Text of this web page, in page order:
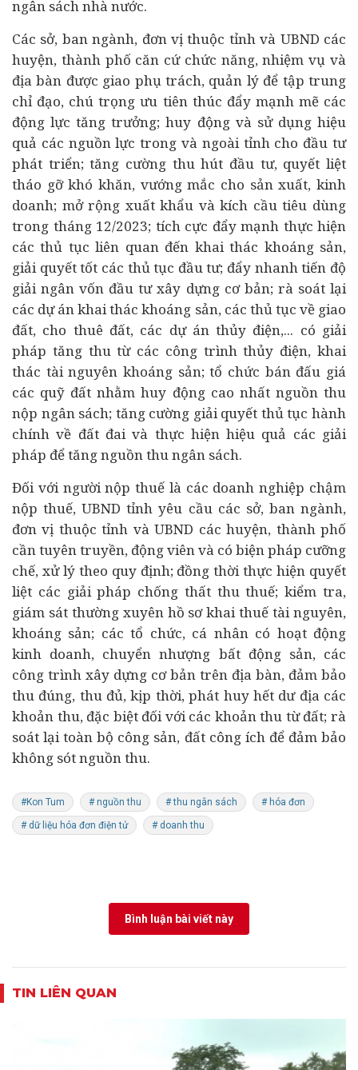
ngân sách nhà nước.
Các sở, ban ngành, đơn vị thuộc tỉnh và UBND các
huyện, thành phố căn cứ chức năng, nhiệm vụ và
địa bàn được giao phụ trách, quản lý để tập trung
chỉ đạo, chú trọng ưu tiên thúc đẩy mạnh mẽ các
động lực tăng trưởng; huy động và sử dụng hiệu
quả các nguồn lực trong và ngoài tỉnh cho đầu tư
phát triển; tăng cường thu hút đầu tư, quyết liệt
tháo gỡ khó khăn, vướng mắc cho sản xuất, kinh
doanh; mở rộng xuất khẩu và kích cầutiêu dùng
trong tháng 12/2023; tích cực đẩy mạnh thực hiện
các thủ tục liên quan đến khai thác khoáng sản,
giải quyết tốt các thủ tục đầu tư; đẩy nhanh tiến độ
giải ngân vốn đầu tư xây dựng cơ bản; rà soát lại
các dự ánkhai thác khoáng sản, các thủ tục về giao
đất, cho thuê đất, các dự án thủy điện,... có giải
pháp tăng thu từ các công trình thủy điện, khai
thác tài nguyên khoáng sản; tổ chức bán đấu giá
các quỹ đất nhằm huy động cao nhất nguồn thu
nộp ngân sách; tăng cường giải quyết thủ tục hành
chính về đất đai và thực hiện hiệu quả các giải
pháp để tăng nguồn thu ngân sách.
Đối với người nộp thuế là các doanh nghiệp chậm
nộp thuế, UBND tỉnh yêu cầu các sở, ban ngành,
đơn vị thuộc tỉnh và UBND các huyện, thành phố
cần tuyên truyền, động viên và có biện pháp cưỡng
chế, xử lý theo quy định; đồng thời thực hiện quyết
liệt các giải pháp chống thất thu thuế; kiểm tra,
giám sát thường xuyên hồ sơ khai thuế tài nguyên,
khoáng sản; các tổ chức, cá nhân có hoạt động
kinh doanh, chuyển nhượng bất động sản, các
công trình xây dựng cơ bản trên địa bàn, đảm bảo
thu đúng, thu đủ, kịp thời, phát huy hết dư địa các
khoản thu, đặc biệt đối với các khoản thu từ đất; rà
soát lại toàn bộ công sản, đất công ích để đảm bảo
không sót nguồn thu.
#Kon Tum # nguồn thu # thu ngân sách # hóa đơn
# dữ liệu hóa đơn điện tử # doanh thu
Bình luận bài viết này
TIN LIÊN QUAN